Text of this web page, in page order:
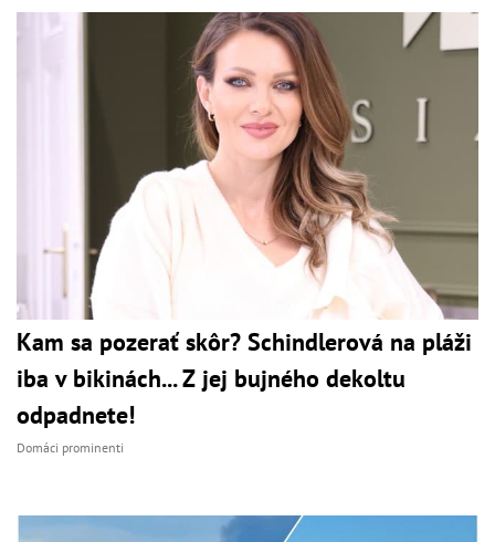
Kam sa pozerať skôr? Schindlerová na pláži
iba v bikinách... Z jej bujného dekoltu
odpadnete!
Domáci prominenti